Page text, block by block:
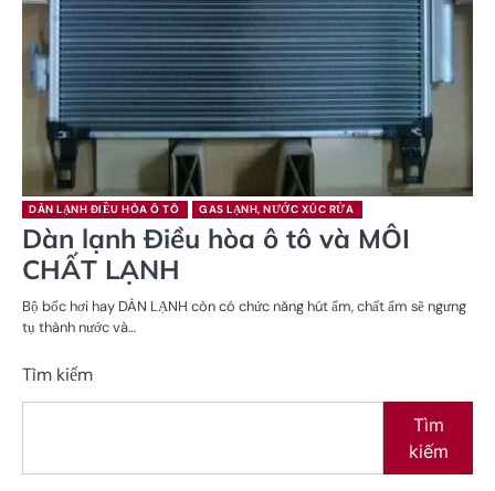
DÀN LẠNH ĐIỀU HÒA Ô TÔ GAS LẠNH, NƯỚC XÚC RỬA
Dàn lạnh Điều hòa ô tô và MÔI
CHẤT LẠNH
Bộ bốc hơi hay DÀN LẠNH còn có chức năng hút ẩm, chất ẩm sẽ ngưng
tụ thành nước và…
Tìm kiếm
Tìm
kiếm